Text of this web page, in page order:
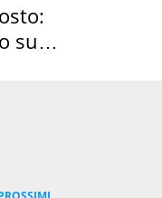
su